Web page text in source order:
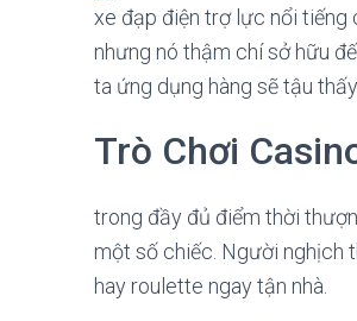
xe đạp điện trợ lực nổi
nhưng nó thậm chí sở hữu
ta ứng dụng hàng sẽ tậu
Trò Chơi
trong đầy đủ điểm thời
một số chiếc. Người nghịch
hay roulette ngay tận nhà.